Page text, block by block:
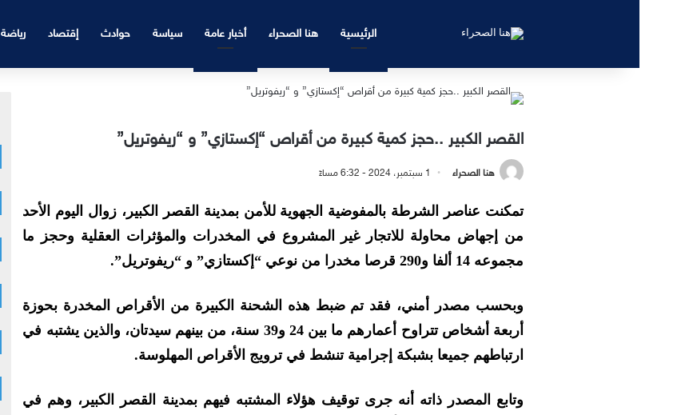
الرئيسية هنا الصحراء أخبار عامة سياسة حوادث إقتصاد رياضة
القصر الكبير ..حجز كمية كبيرة من أقراص “إكستازي” و “ريفوتريل”
هنا الصحراء 1 سبتمبر، 2024 - 6:32 مساءً
تمكنت عناصر الشرطة بالمفوضية الجهوية للأمن بمدينة القصر الكبير، زوال اليوم الأحد
من إجهاض محاولة للاتجار غير المشروع في المخدرات والمؤثرات العقلية وحجز ما
مجموعه 14 ألفا و290 قرصا مخدرا من نوعي “إكستازي” و “ريفوتريل”.
وبحسب مصدر أمني، فقد تم ضبط هذه الشحنة الكبيرة من الأقراص المخدرة بحوزة
أربعة أشخاص تتراوح أعمارهم ما بين 24 و39 سنة، من بينهم سيدتان، والذين يشتبه في
ارتباطهم جميعا بشبكة إجرامية تنشط في ترويج الأقراص المهلوسة.
وتابع المصدر ذاته أنه جرى توقيف هؤلاء المشتبه فيهم بمدينة القصر الكبير، وهم في